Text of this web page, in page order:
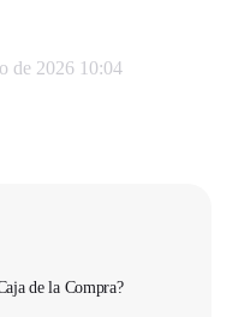
de 2026 10:04
de la Compra?